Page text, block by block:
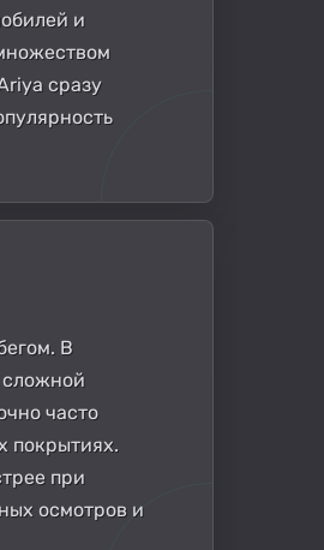
и
сразу
В
сложной
часто
покрытиях.
при
осмотров и